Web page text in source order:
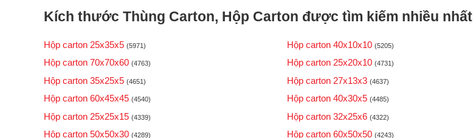
Kích thước Thùng Carton, Hộp Carton được tìm kiếm nhiều nhất
Hộp carton 25x35x5 (5971) Hộp carton 40x10x10 (5205)
Hộp carton 70x70x60 (4763) Hộp carton 25x20x10 (4731)
Hộp carton 35x25x5 (4651) Hộp carton 27x13x3 (4637)
Hộp carton 60x45x45 (4540) Hộp carton 40x30x5 (4485)
Hộp carton 25x25x15 (4339) Hộp carton 32x25x6 (4322)
Hộp carton 50x50x30 (4289) Hộp carton 60x50x50 (4243)